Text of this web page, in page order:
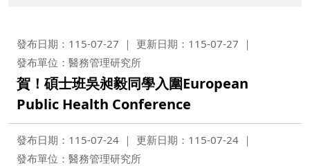
發布日期：115-07-27
更新日期：115-07-27
發布單位：醫務管理研究所
賀！碩士班吳昶毅同學入圍European
Public Health Conference
發布日期：115-07-24
更新日期：115-07-24
發布單位：醫務管理研究所